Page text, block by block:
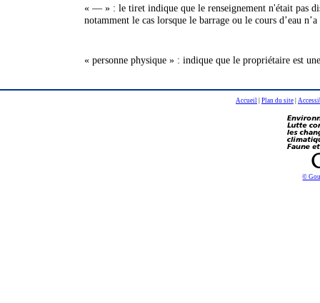
« — » : le tiret indique que le renseignement n'était pas
notamment le cas lorsque le barrage ou le cours d’eau
« personne physique » : indique que le propriétaire est
Accueil Plan du site
©